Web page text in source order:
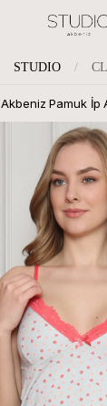
STUDIO /
Akbeniz Pamuk İp